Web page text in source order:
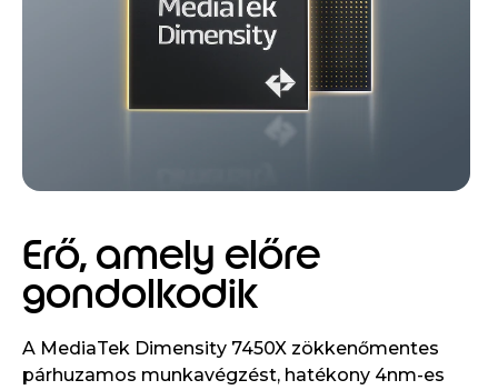
Erő, amely előre
gondolkodik
A MediaTek Dimensity 7450X zökkenőmentes
párhuzamos munkavégzést, hatékony 4nm-es